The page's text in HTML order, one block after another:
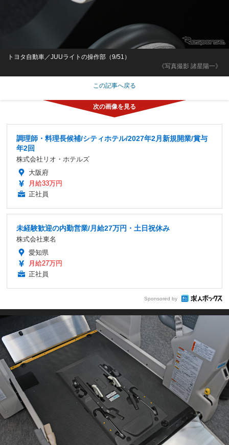
《写真撮影 諸星陽一》
トヨタ自動車／JUUライトの操作部（9/51）
この記事へ戻る
調理師・料理長候補/シティホテル/2027年2月新規開業/賞与
年2回
株式会社リオ・ホテルズ
大阪府
月給33万円
正社員
未経験歓迎の内勤営業/月給27万円・土日祝休み
株式会社東名
愛知県
月給27万円
正社員
Sponsored by